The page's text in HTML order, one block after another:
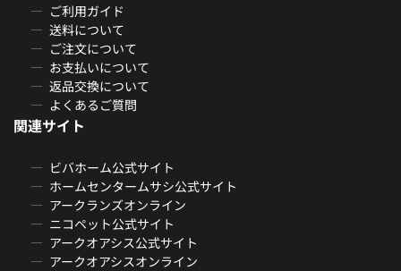
ご利用ガイド
送料について
ご注文について
お支払いについて
返品交換について
よくあるご質問
関連サイト
ビバホーム公式サイト
ホームセンタームサシ公式サイト
アークランズオンライン
ニコペット公式サイト
アークオアシス公式サイト
アークオアシスオンライン